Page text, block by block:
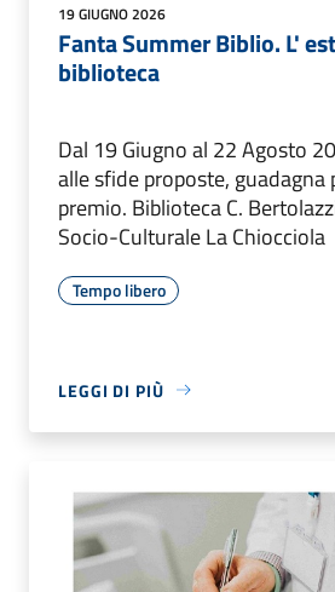
19 GIUGNO 2026
Fanta Summer Biblio. L'
biblioteca
Dal 19 Giugno al 22 Agosto
alle sfide proposte, guadagna
premio. Biblioteca C.
Socio-Culturale La Chiocciola
Tempo libero
LEGGI DI PIÙ